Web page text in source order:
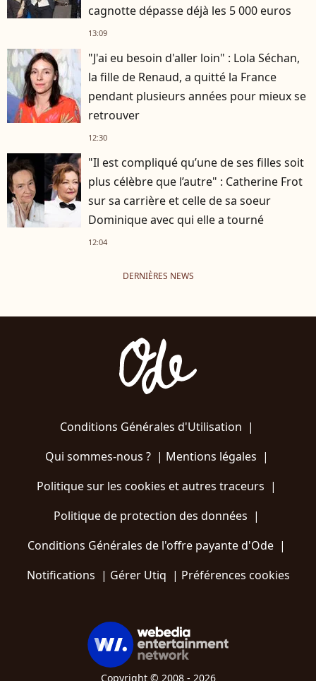
cagnotte dépasse déjà les 5 000 euros
13:09
"J'ai eu besoin d'aller loin" : Lola Séchan,
la fille de Renaud, a quitté la France
pendant plusieurs années pour mieux se
retrouver
12:30
"Il est compliqué qu’une de ses filles soit
plus célèbre que l’autre" : Catherine Frot
sur sa carrière et celle de sa soeur
Dominique avec qui elle a tourné
12:04
DERNIÈRES NEWS
Conditions Générales d'Utilisation |
Qui sommes-nous ?| Mentions légales |
Politique sur les cookies et autres traceurs |
Politique de protection des données |
Conditions Générales de l'offre payante d'Ode |
Notifications | Gérer Utiq | Préférences cookies
Copyright © 2008 - 2026